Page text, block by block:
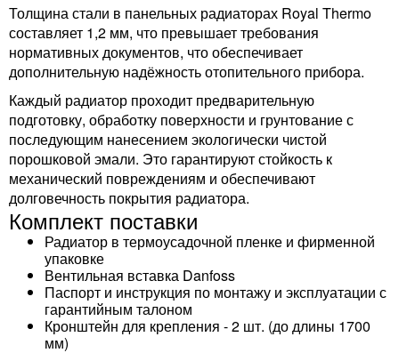
Толщина стали в панельных радиаторах Royal Thermo
составляет 1,2 мм, что превышает требования
нормативных документов, что обеспечивает
дополнительную надёжность отопительного прибора.
Каждый радиатор проходит предварительную
подготовку, обработку поверхности и грунтование с
последующим нанесением экологически чистой
порошковой эмали. Это гарантируют стойкость к
механический повреждениям и обеспечивают
долговечность покрытия радиатора.
Комплект поставки
Радиатор в термоусадочной пленке и фирменной
упаковке
Вентильная вставка Danfoss
Паспорт и инструкция по монтажу и эксплуатации с
гарантийным талоном
Кронштейн для крепления - 2 шт. (до длины 1700
мм)